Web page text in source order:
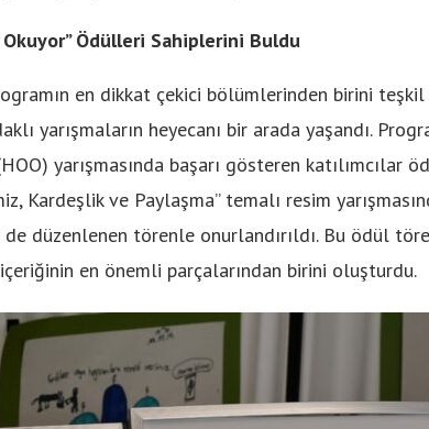
Okuyor” Ödülleri Sahiplerini Buldu
en dikkat çekici bölümlerinden birini
yarışmaların heyecanı bir arada yaşandı.
(HOO) yarışmasında başarı gösteren
Kardeşlik ve Paylaşma” temalı resim
de düzenlenen törenle onurlandırıldı. Bu ödül
en önemli parçalarından birini oluşturdu.